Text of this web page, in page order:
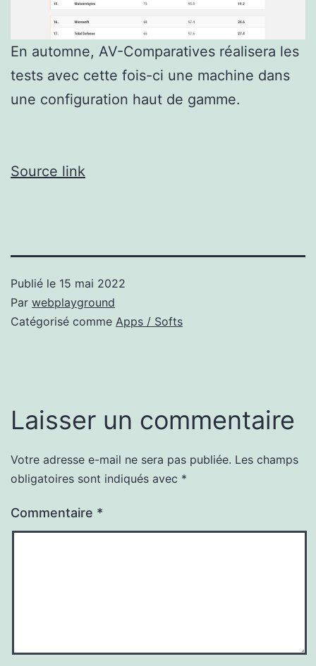
En automne, AV-Comparatives réalisera les
tests avec cette fois-ci une machine dans
une configuration haut de gamme.
Source link
Publié le 15 mai 2022
Par webplayground
Catégorisé comme Apps / Softs
Laisser un commentaire
Votre adresse e-mail ne sera pas publiée. Les champs
obligatoires sont indiqués avec *
Commentaire *